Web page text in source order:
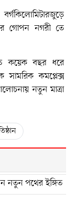
গোপন নগরী তে
কয়েক বছর ধরে
কমপ্লেক্স
নতুন মাত্রা
নতুন পথের ইঙ্গিত